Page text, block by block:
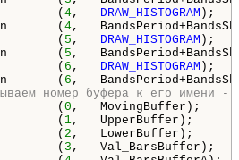
( 4, DRAW_HISTOGRAM );
( 4,
( 5 , DRAW_HISTOGRAM );
( 5 ,
( 6 , DRAW_HISTOGRAM );
( 6
номер буфера к его
0 ,   MovingBuffer);
1,   UpperBuffer);
2 ,   LowerBuffer);
3 ,   Val_BarsBuffer);